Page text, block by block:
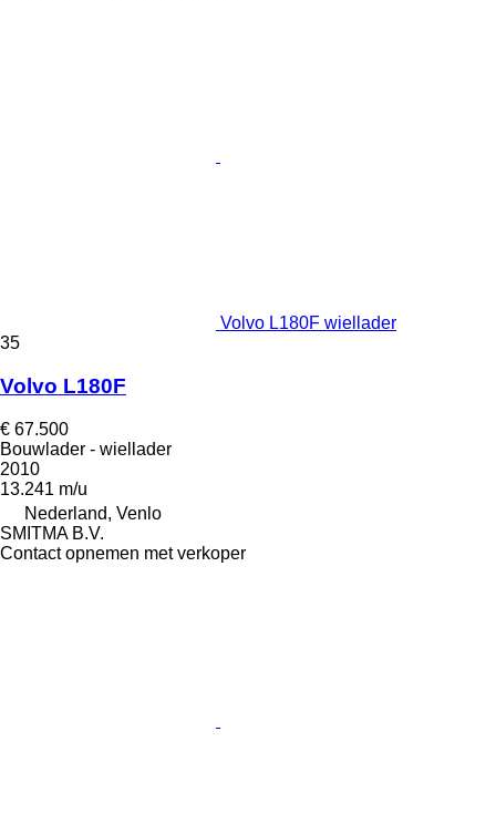
Volvo L180F wiellader
35
Volvo L180F
€ 67.500
Bouwlader - wiellader
2010
13.241 m/u
Nederland, Venlo
SMITMA B.V.
Contact opnemen met verkoper